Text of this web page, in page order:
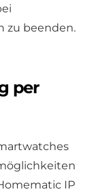
zu beenden.
per
IP